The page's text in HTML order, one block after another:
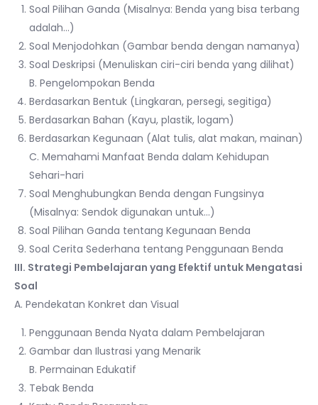
Soal Pilihan Ganda (Misalnya: Benda yang bisa terbang
adalah…)
Soal Menjodohkan (Gambar benda dengan namanya)
Soal Deskripsi (Menuliskan ciri-ciri benda yang dilihat)
B. Pengelompokan Benda
Berdasarkan Bentuk (Lingkaran, persegi, segitiga)
Berdasarkan Bahan (Kayu, plastik, logam)
Berdasarkan Kegunaan (Alat tulis, alat makan, mainan)
C. Memahami Manfaat Benda dalam Kehidupan
Sehari-hari
Soal Menghubungkan Benda dengan Fungsinya
(Misalnya: Sendok digunakan untuk…)
Soal Pilihan Ganda tentang Kegunaan Benda
Soal Cerita Sederhana tentang Penggunaan Benda
III. Strategi Pembelajaran yang Efektif untuk Mengatasi
Soal
A. Pendekatan Konkret dan Visual
Penggunaan Benda Nyata dalam Pembelajaran
Gambar dan Ilustrasi yang Menarik
B. Permainan Edukatif
Tebak Benda